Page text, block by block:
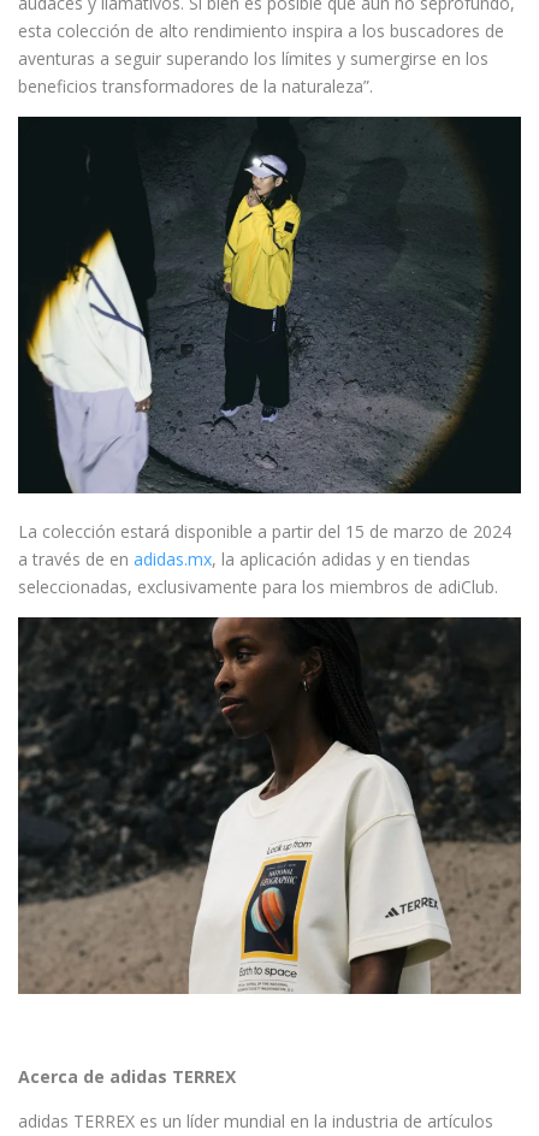
esta colección de alto rendimiento inspira a los buscadores de
aventuras a seguir superando los límites y sumergirse en los
beneficios transformadores de la naturaleza”.
La colección estará disponible a partir del 15 de marzo de 2024
a través de en adidas.mx, la aplicación adidas y en tiendas
seleccionadas, exclusivamente para los miembros de adiClub.
Acerca de adidas TERREX
adidas TERREX es un líder mundial en la industria de artículos